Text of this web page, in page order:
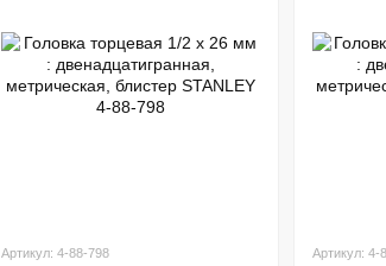
Артикул: 4-88-798 Артикул: 4-